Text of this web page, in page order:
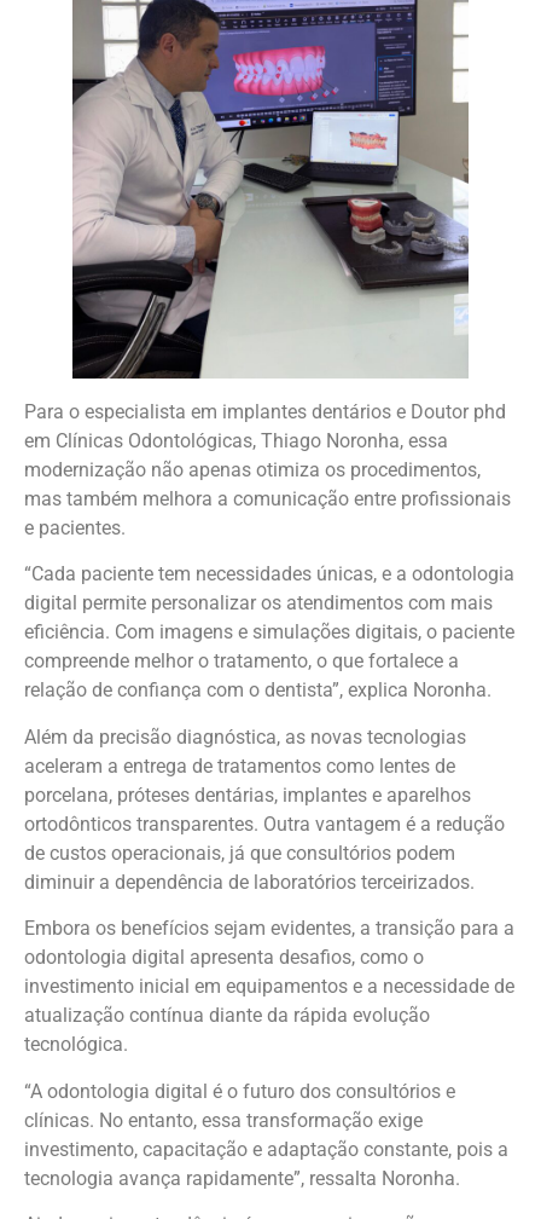
Para o especialista em implantes dentários e Doutor phd
em Clínicas Odontológicas, Thiago Noronha, essa
modernização não apenas otimiza os procedimentos,
mas também melhora a comunicação entre profissionais
e pacientes.
“Cada paciente tem necessidades únicas, e a odontologia
digital permite personalizar os atendimentos com mais
eficiência. Com imagens e simulações digitais, o paciente
compreende melhor o tratamento, o que fortalece a
relação de confiança com o dentista”, explica Noronha.
Além da precisão diagnóstica, as novas tecnologias
aceleram a entrega de tratamentos como lentes de
porcelana, próteses dentárias, implantes e aparelhos
ortodônticos transparentes. Outra vantagem é a redução
de custos operacionais, já que consultórios podem
diminuir a dependência de laboratórios terceirizados.
Embora os benefícios sejam evidentes, a transição para a
odontologia digital apresenta desafios, como o
investimento inicial em equipamentos e a necessidade de
atualização contínua diante da rápida evolução
tecnológica.
“A odontologia digital é o futuro dos consultórios e
clínicas. No entanto, essa transformação exige
investimento, capacitação e adaptação constante, pois a
tecnologia avança rapidamente”, ressalta Noronha.